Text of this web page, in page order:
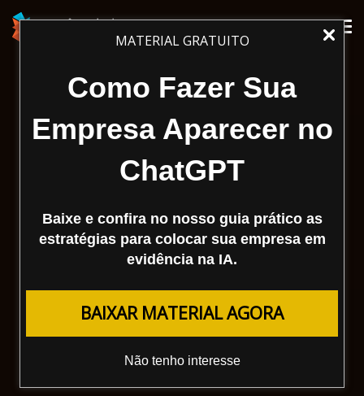
MATERIAL GRATUITO
Como Fazer Sua
Empresa Aparecer no
ChatGPT
Baixe e confira no nosso guia prático as
estratégias para colocar sua empresa em
evidência na IA.
BAIXAR MATERIAL AGORA
Não tenho interesse